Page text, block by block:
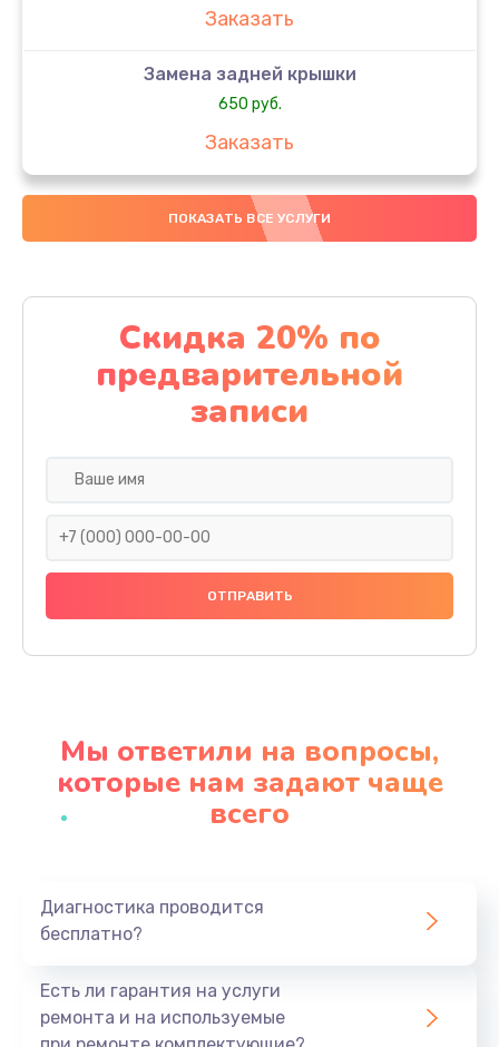
Заказать
Замена задней крышки
650 руб.
Заказать
Замена аккумулятора
4000 руб.
Замена материнской платы
1100 руб.
Заказать
Замена праймера
1000 руб.
Заказать
Профилактическая чистка
Заказать
ПОКАЗАТЬ ВСЕ УСЛУГИ
Скидка 20% по
предварительной
записи
Мы ответили на вопросы,
которые нам задают чаще
всего
Диагностика проводится
бесплатно?
Есть ли гарантия на услуги
ремонта и на используемые